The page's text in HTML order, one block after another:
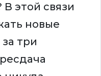
В этой связи
новые
три